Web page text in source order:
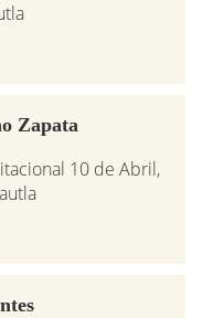
Zapata
10 de Abril,